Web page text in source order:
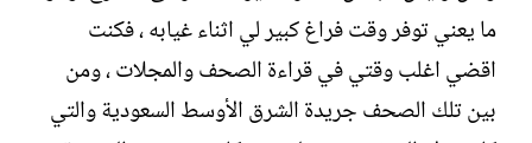
ما يعني توفر وقت فراغ كبير لي اثناء غيابه ، فكنت
اقضي اغلب وقتي في قراءة الصحف والمجلات ، ومن
بين تلك الصحف جريدة الشرق الأوسط السعودية والتي